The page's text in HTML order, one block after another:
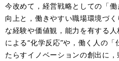
今改めて，経営戦略としての「
向上と，働きやすい職場環境づ
な経験や価値観，能力を有する
による“化学反応”や，働く人の
たらすイノベーションの創出に